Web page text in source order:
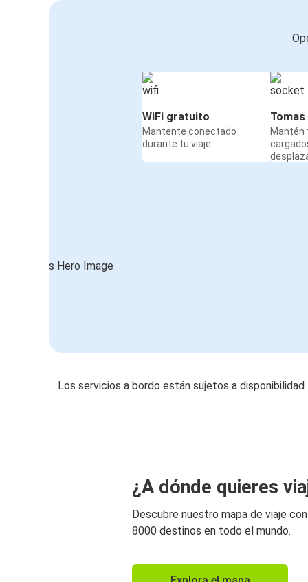
WiFi gratuito
Mantente conectado
durante tu viaje
Mantén
Los servicios a bordo están sujetos a disponibilidad
¿A dónde quieres
Descubre nuestro mapa de viaje
8000 destinos en todo el mundo.